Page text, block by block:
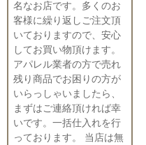
名なお店です。多くのお
客様に繰り返しご注文頂
いておりますので、安心
してお買い物頂けます。
アパレル業者の方で売れ
残り商品でお困りの方が
いらっしゃいましたら、
まずはご連絡頂ければ幸
いです。一括仕入れを行
っております。 当店は無